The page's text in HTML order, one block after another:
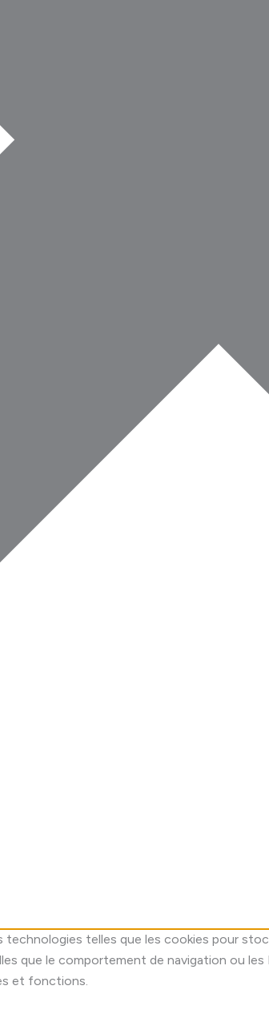
telles que les cookies pour
que le comportement de navigation ou
et fonctions.